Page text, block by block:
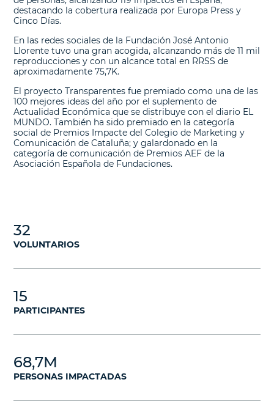
destacando la cobertura realizada por Europa Press y
Cinco Días.
En las redes sociales de la Fundación José Antonio
Llorente tuvo una gran acogida, alcanzando más de 11 mil
reproducciones y con un alcance total en RRSS de
aproximadamente 75,7K.
El proyecto Transparentes fue premiado como una de las
100 mejores ideas del año por el suplemento de
Actualidad Económica que se distribuye con el diario EL
MUNDO. También ha sido premiado en la categoría
social de Premios Impacte del Colegio de Marketing y
Comunicación de Cataluña; y galardonado en la
categoría de comunicación de Premios AEF de la
Asociación Española de Fundaciones.
32
VOLUNTARIOS
15
PARTICIPANTES
68,7M
PERSONAS IMPACTADAS